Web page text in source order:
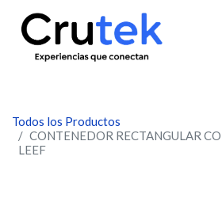
Todos los Productos
CONTENEDOR RECTANGULAR
LEEF